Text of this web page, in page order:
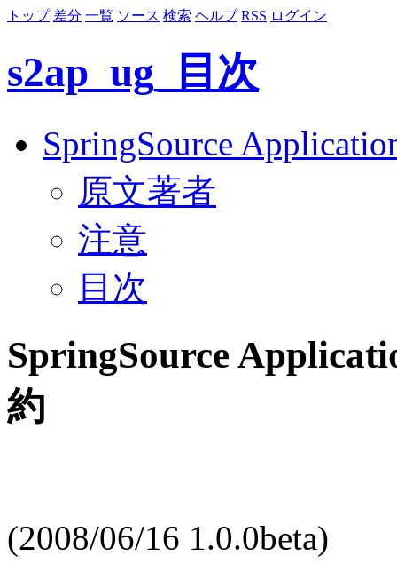
トップ 差分 一覧 ソース 検索 ヘルプ RSS ログイン
s2ap_ug_目次
SpringSource
原文著者
注意
目次
SpringSource
約
(2008/06/16 1.0.0beta)